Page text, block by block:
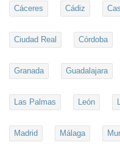
Cáceres Cádiz
Ciudad Real Córdoba
Granada Guadalajara
Las Palmas León
Madrid Málaga